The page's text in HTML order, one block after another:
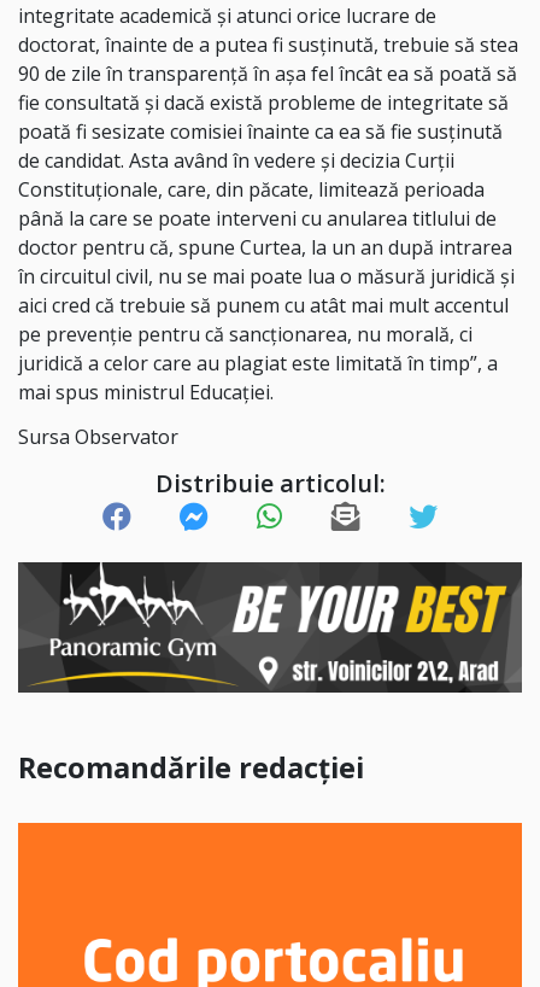
integritate academică şi atunci orice lucrare de
doctorat, înainte de a putea fi susţinută, trebuie să stea
90 de zile în transparenţă în aşa fel încât ea să poată să
fie consultată şi dacă există probleme de integritate să
poată fi sesizate comisiei înainte ca ea să fie susţinută
de candidat. Asta având în vedere şi decizia Curţii
Constituţionale, care, din păcate, limitează perioada
până la care se poate interveni cu anularea titlului de
doctor pentru că, spune Curtea, la un an după intrarea
în circuitul civil, nu se mai poate lua o măsură juridică şi
aici cred că trebuie să punem cu atât mai mult accentul
pe prevenţie pentru că sancţionarea, nu morală, ci
juridică a celor care au plagiat este limitată în timp”, a
mai spus ministrul Educaţiei.
Sursa Observator
Distribuie articolul:
Recomandările redacției